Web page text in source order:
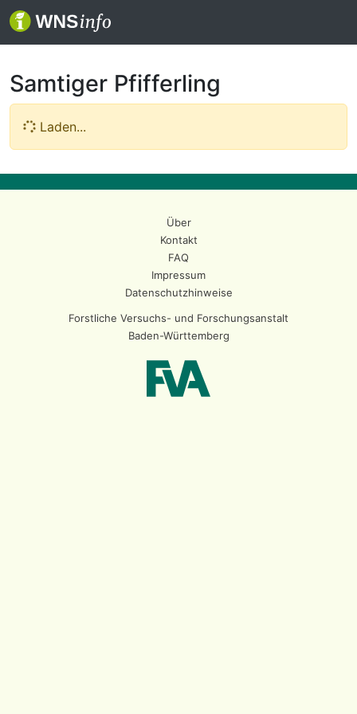
Samtiger Pfifferling
Laden...
Über
Kontakt
FAQ
Impressum
Datenschutzhinweise
Forstliche Versuchs- und Forschungsanstalt
Baden-Württemberg